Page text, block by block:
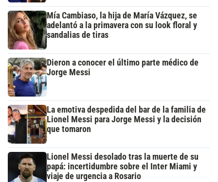
Mía Cambiaso, la hija de María Vázquez, se
adelantó a la primavera con su look floral y
sandalias de tiras
Dieron a conocer el último parte médico de
Jorge Messi
La emotiva despedida del bar de la familia de
Lionel Messi para Jorge Messi y la decisión
que tomaron
Lionel Messi desolado tras la muerte de su
papá: incertidumbre sobre el Inter Miami y
viaje de urgencia a Rosario